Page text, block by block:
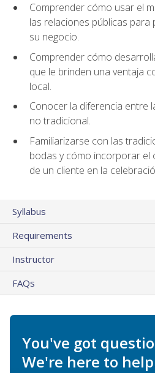
Comprender cómo usar el
las relaciones públicas
su negocio.
Comprender cómo
que le brinden una ventaja
local.
Conocer la diferencia entre
no tradicional.
Familiarizarse con las
bodas y cómo incorporar el
de un cliente en la
Syllabus
Requirements
Instructor
FAQs
You've got
We're here to